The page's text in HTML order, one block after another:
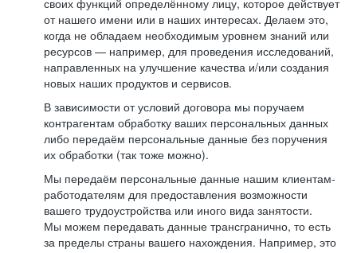
своих функций определённому лицу, которое действует
от нашего имени или в наших интересах. Делаем это,
когда не обладаем необходимым уровнем знаний или
ресурсов — например, для проведения исследований,
направленных на улучшение качества и/или создания
новых наших продуктов и сервисов.
В зависимости от условий договора мы поручаем
контрагентам обработку ваших персональных данных
либо передаём персональные данные без поручения
их обработки (так тоже можно).
Мы передаём персональные данные нашим клиентам-
работодателям для предоставления возможности
вашего трудоустройства или иного вида занятости.
Мы можем передавать данные трансгранично, то есть
за пределы страны вашего нахождения. Например, это